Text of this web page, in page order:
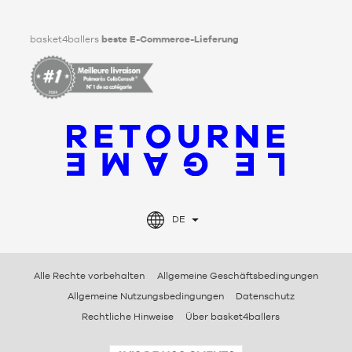
DE
basket4ballers beste E-Commerce-Lieferung
Alle Rechte vorbehalten
Allgemeine Geschäftsbedingungen
Allgemeine Nutzungsbedingungen
Datenschutz
Rechtliche Hinweise
Über basket4ballers